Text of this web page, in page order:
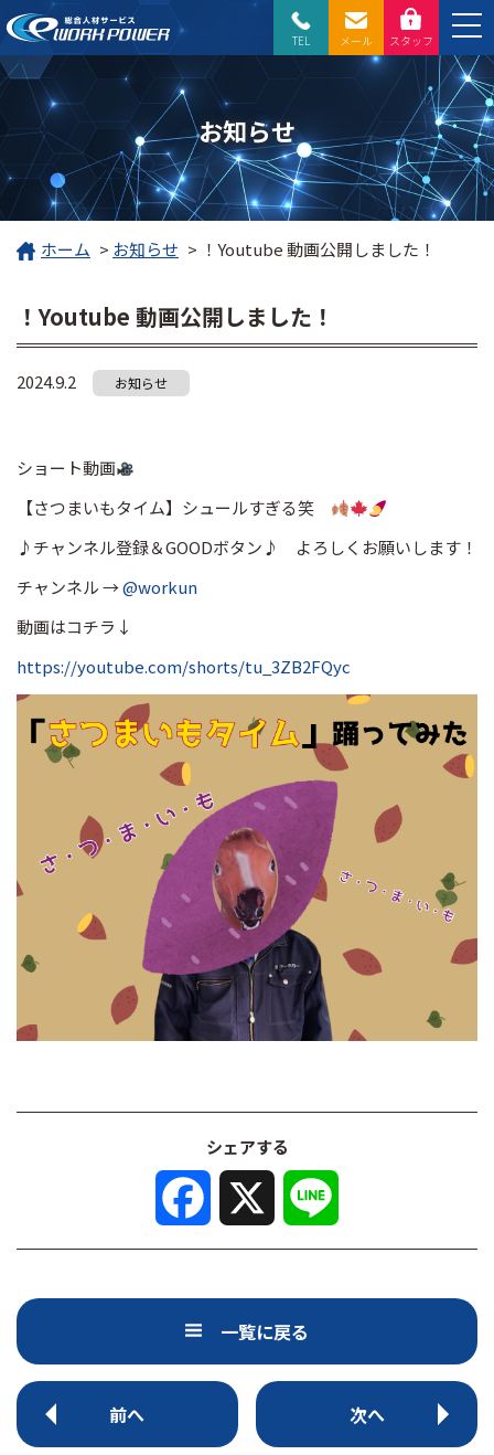
TEL メール スタッフ
お知らせ
ホーム > お知らせ > ！Youtube 動画公開しました！
！Youtube 動画公開しました！
2024.9.2 お知らせ
ショート動画
【さつまいもタイム】シュールすぎる笑
♪チャンネル登録＆GOODボタン♪ よろしくお願いします！
チャンネル →@workun
動画はコチラ↓
https://youtube.com/shorts/tu_3ZB2FQyc
シェアする
F
b
k
X
一覧に戻る
前へ 次へ